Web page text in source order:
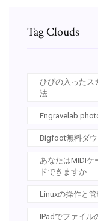
Tag Clouds
ひびの入ったス
法
Engravelab
Bigfoot無料ダウ
あなたはMIDI
ドできますか
Linuxの操作と
IPadでファイル